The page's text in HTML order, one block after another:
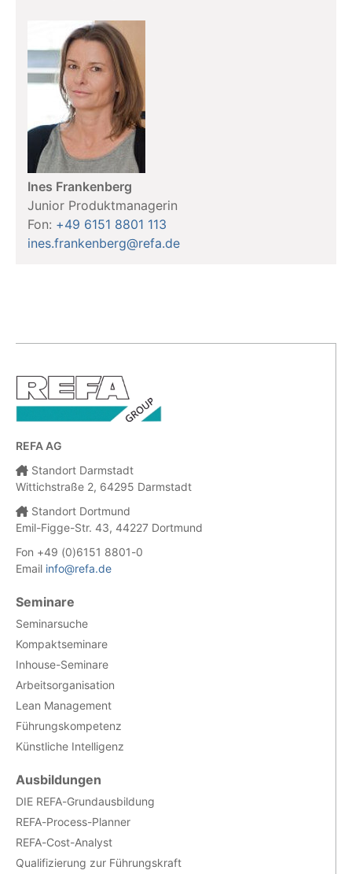
Ines Frankenberg
Junior Produktmanagerin
Fon: +49 6151 8801 113
ines.frankenberg@refa.de
REFA AG
Standort Darmstadt
Wittichstraße 2, 64295 Darmstadt
Standort Dortmund
Emil-Figge-Str. 43, 44227 Dortmund
Fon +49 (0)6151 8801-0
Email info@refa.de
Seminare
Seminarsuche
Kompaktseminare
Inhouse-Seminare
Arbeitsorganisation
Lean Management
Führungskompetenz
Künstliche Intelligenz
Ausbildungen
DIE REFA-Grundausbildung
REFA-Process-Planner
REFA-Cost-Analyst
Qualifizierung zur Führungskraft